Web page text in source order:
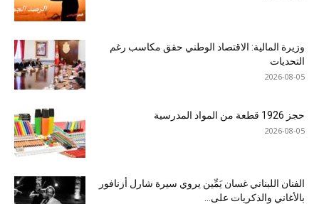
وزيرة المالية: الاقتصاد الوطني حقق مكاسب رغم
التحديات
2026-08-05
حجز 1926 قطعة من المواد المدرسية
2026-08-05
الفنان اللبناني غسان يَمِّين يروي سيرة شارل أزنافور
بالأغاني والذكريات على...